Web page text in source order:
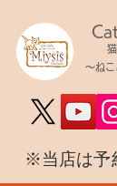
～ね
​※当店は予